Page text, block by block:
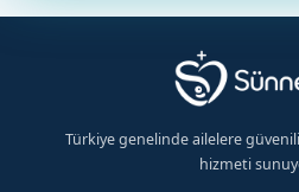
Türkiye genelinde ailelere
hizmeti